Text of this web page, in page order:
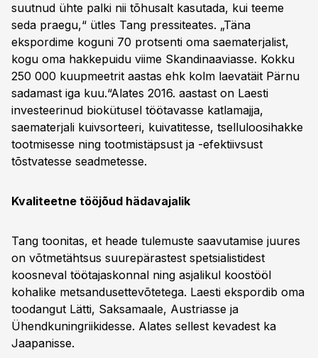
suutnud ühte palki nii tõhusalt kasutada, kui teeme
seda praegu,“ ütles Tang pressiteates. „Täna
ekspordime koguni 70 protsenti oma saematerjalist,
kogu oma hakkepuidu viime Skandinaaviasse. Kokku
250 000 kuupmeetrit aastas ehk kolm laevatäit Pärnu
sadamast iga kuu.“Alates 2016. aastast on Laesti
investeerinud biokütusel töötavasse katlamajja,
saematerjali kuivsorteeri, kuivatitesse, tselluloosihakke
tootmisesse ning tootmistäpsust ja -efektiivsust
tõstvatesse seadmetesse.
Kvaliteetne tööjõud hädavajalik
Tang toonitas, et heade tulemuste saavutamise juures
on võtmetähtsus suurepärastest spetsialistidest
koosneval töötajaskonnal ning asjalikul koostööl
kohalike metsandusettevõtetega. Laesti ekspordib oma
toodangut Lätti, Saksamaale, Austriasse ja
Ühendkuningriikidesse. Alates sellest kevadest ka
Jaapanisse.